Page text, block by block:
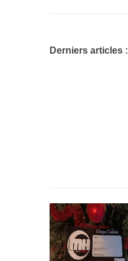
Derniers articles :